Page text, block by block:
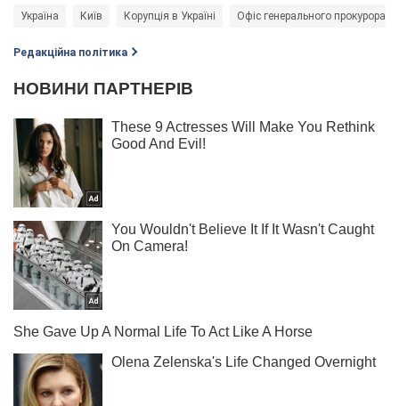
Україна Київ Корупція в Україні Офіс генерального прокурора
Редакційна політика